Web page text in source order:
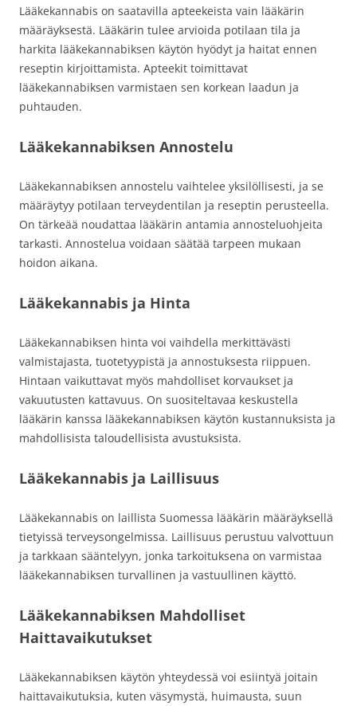
Lääkekannabis on saatavilla apteekeista vain lääkärin
määräyksestä. Lääkärin tulee arvioida potilaan tila ja
harkita lääkekannabiksen käytön hyödyt ja haitat ennen
reseptin kirjoittamista. Apteekit toimittavat
lääkekannabiksen varmistaen sen korkean laadun ja
puhtauden.
Lääkekannabiksen Annostelu
Lääkekannabiksen annostelu vaihtelee yksilöllisesti, ja se
määräytyy potilaan terveydentilan ja reseptin perusteella.
On tärkeää noudattaa lääkärin antamia annosteluohjeita
tarkasti. Annostelua voidaan säätää tarpeen mukaan
hoidon aikana.
Lääkekannabis ja Hinta
Lääkekannabiksen hinta voi vaihdella merkittävästi
valmistajasta, tuotetyypistä ja annostuksesta riippuen.
Hintaan vaikuttavat myös mahdolliset korvaukset ja
vakuutusten kattavuus. On suositeltavaa keskustella
lääkärin kanssa lääkekannabiksen käytön kustannuksista ja
mahdollisista taloudellisista avustuksista.
Lääkekannabis ja Laillisuus
Lääkekannabis on laillista Suomessa lääkärin määräyksellä
tietyissä terveysongelmissa. Laillisuus perustuu valvottuun
ja tarkkaan sääntelyyn, jonka tarkoituksena on varmistaa
lääkekannabiksen turvallinen ja vastuullinen käyttö.
Lääkekannabiksen Mahdolliset
Haittavaikutukset
Lääkekannabiksen käytön yhteydessä voi esiintyä joitain
haittavaikutuksia, kuten väsymystä, huimausta, suun